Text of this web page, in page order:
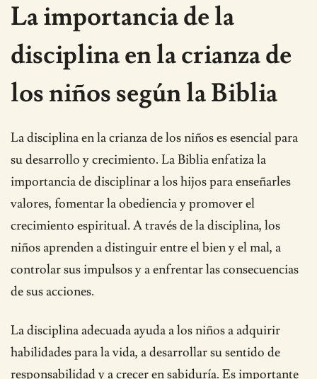
La importancia de la
disciplina en la crianza de
los niños según la Biblia
La disciplina en la crianza de los niños es esencial para
su desarrollo y crecimiento. La Biblia enfatiza la
importancia de disciplinar a los hijos para enseñarles
valores, fomentar la obediencia y promover el
crecimiento espiritual. A través de la disciplina, los
niños aprenden a distinguir entre el bien y el mal, a
controlar sus impulsos y a enfrentar las consecuencias
de sus acciones.
La disciplina adecuada ayuda a los niños a adquirir
habilidades para la vida, a desarrollar su sentido de
responsabilidad y a crecer en sabiduría. Es importante